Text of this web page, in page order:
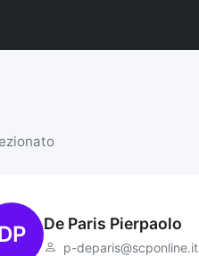
De Paris Pierpaolo
p-deparis@scponline.it